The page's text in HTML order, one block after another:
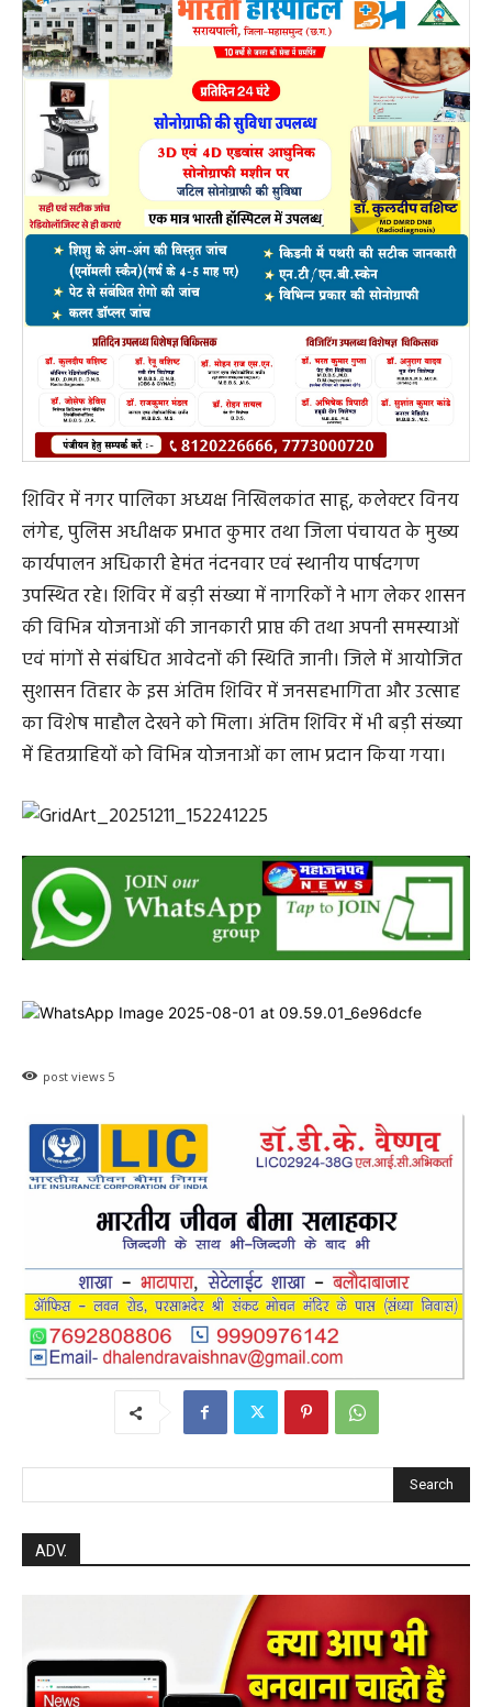
शिविर में नगर पालिका अध्यक्ष निखिलकांत साहू, कलेक्टर विनय
लंगेह, पुलिस अधीक्षक प्रभात कुमार तथा जिला पंचायत के मुख्य
कार्यपालन अधिकारी हेमंत नंदनवार एवं स्थानीय पार्षदगण
उपस्थित रहे। शिविर में बड़ी संख्या में नागरिकों ने भाग लेकर शासन
की विभिन्न योजनाओं की जानकारी प्राप्त की तथा अपनी समस्याओं
एवं मांगों से संबंधित आवेदनों की स्थिति जानी। जिले में आयोजित
सुशासन तिहार के इस अंतिम शिविर में जनसहभागिता और उत्साह
का विशेष माहौल देखने को मिला। अंतिम शिविर में भी बड़ी संख्या
में हितग्राहियों को विभिन्न योजनाओं का लाभ प्रदान किया गया।
post views 5
Search
ADV.